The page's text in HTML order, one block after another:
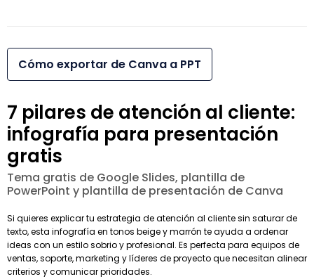
Cómo exportar de Canva a PPT
7 pilares de atención al cliente:
infografía para presentación
gratis
Tema gratis de Google Slides, plantilla de
PowerPoint y plantilla de presentación de Canva
Si quieres explicar tu estrategia de atención al cliente sin saturar de
texto, esta infografía en tonos beige y marrón te ayuda a ordenar
ideas con un estilo sobrio y profesional. Es perfecta para equipos de
ventas, soporte, marketing y líderes de proyecto que necesitan alinear
criterios y comunicar prioridades.